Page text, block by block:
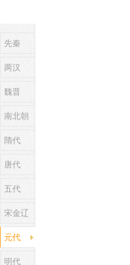
先秦
两汉
魏晋
南北朝
隋代
唐代
五代
宋金辽
元代
明代